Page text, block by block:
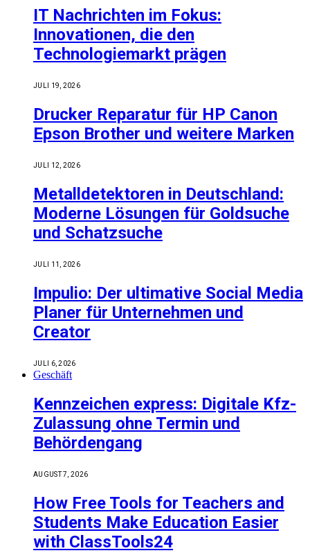
IT Nachrichten im Fokus:
Innovationen, die den
Technologiemarkt prägen
JULI 19, 2026
Drucker Reparatur für HP Canon
Epson Brother und weitere Marken
JULI 12, 2026
Metalldetektoren in Deutschland:
Moderne Lösungen für Goldsuche
und Schatzsuche
JULI 11, 2026
Impulio: Der ultimative Social Media
Planer für Unternehmen und
Creator
JULI 6, 2026
Geschäft
Kennzeichen express: Digitale Kfz-
Zulassung ohne Termin und
Behördengang
AUGUST 7, 2026
How Free Tools for Teachers and
Students Make Education Easier
with ClassTools24